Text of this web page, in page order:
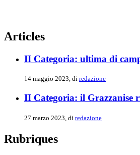
Articles
II Categoria: ultima di
14 maggio 2023, di redazione
II Categoria: il Grazzanise
27 marzo 2023, di redazione
Rubriques